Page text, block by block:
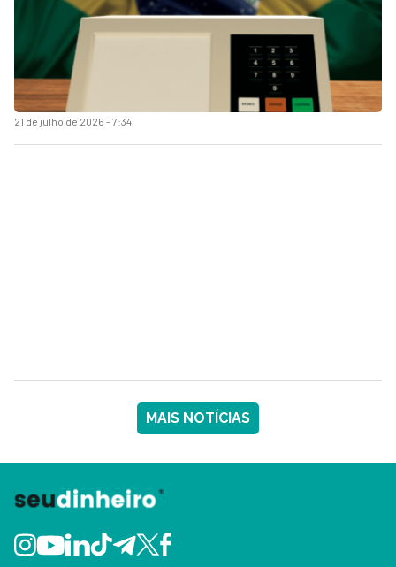
21 de julho de 2026 - 7:34
MAIS NOTÍCIAS